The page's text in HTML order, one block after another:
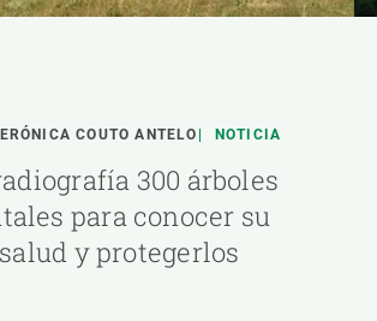
COUTO ANTELO NOTICIA
300 árboles
para conocer su
y protegerlos